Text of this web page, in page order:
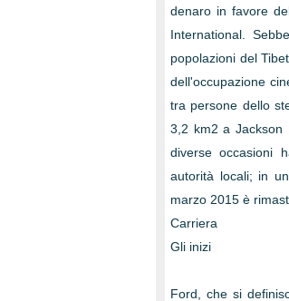
denaro in favore
International.
popolazioni del
dell'occupazione
tra persone dello
3,2 km2 a Jackson
diverse occasioni
autorità locali; in
marzo 2015 è
Carriera
Gli inizi
Ford, che si